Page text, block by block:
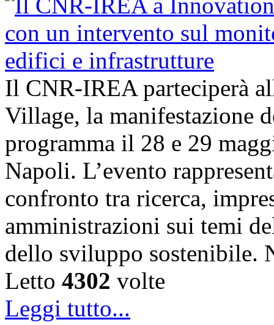
Il CNR-IREA parteciperà
Village, la manifestazione
programma il 28 e 29
Napoli. L’evento
confronto tra ricerca,
amministrazioni sui temi
dello sviluppo sostenibile.
Letto 4302 volte
Leggi tutto...